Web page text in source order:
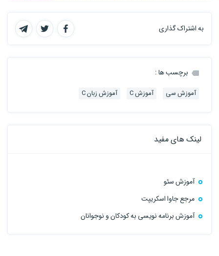
به اشتراک گذاری
برچسب ها :
آموزش سی آموزش C آموزش زبان C
لینک های مفید
آموزش سئو
مرجع جاوا اسکریپت
آموزش برنامه نویسی به کودکان و نوجوانان